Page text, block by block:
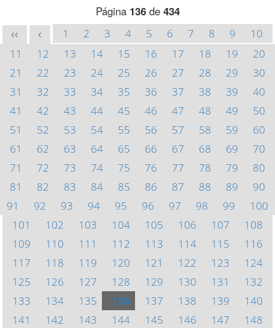
Página 136de 434
<< < 1 2 3 4 5 6 7 8 9
10
11
12 13 14 15 16 17 18 19
20
21
22 23 24 25 26 27 28 29
30
31
32 33 34 35 36 37 38 39
40
41
42 43 44 45 46 47 48 49
50
51
52 53 54 55 56 57 58 59
60
61
62 63 64 65 66 67 68 69
70
71
72 73 74 75 76 77 78 79
80
81
82 83 84 85 86 87 88 89
90
91
92 93 94 95 96 97 98 99
100
101
102 103 104 105 106 107
108
109
110 111 112 113 114 115
116
117
118 119 120 121 122 123
124
125
126 127 128 129 130 131
132
133
134 135 136 137 138 139
140
141
142 143 144 145 146 147
148